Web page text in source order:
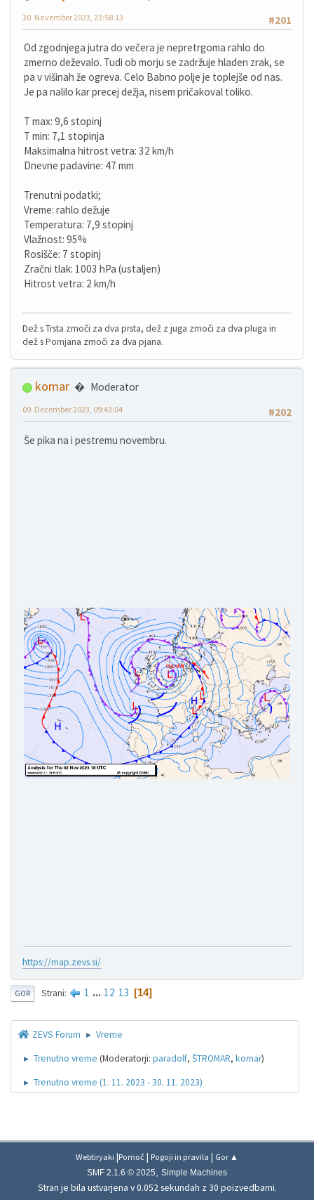
#201
30. November 2023, 23:58:13
Od zgodnjega jutra do večera je nepretrgoma rahlo do
zmerno deževalo. Tudi ob morju se zadržuje hladen zrak, se
pa v višinah že ogreva. Celo Babno polje je toplejše od nas.
Je pa nalilo kar precej dežja, nisem pričakoval toliko.
T max: 9,6 stopinj
T min: 7,1 stopinja
Maksimalna hitrost vetra: 32 km/h
Dnevne padavine: 47 mm
Trenutni podatki;
Vreme: rahlo dežuje
Temperatura: 7,9 stopinj
Vlažnost: 95%
Rosišče: 7 stopinj
Zračni tlak: 1003 hPa (ustaljen)
Hitrost vetra: 2 km/h
Dež s Trsta zmoči za dva prsta, dež z juga zmoči za dva pluga in
dež s Pomjana zmoči za dva pjana.
komar
Moderator
#202
09. December 2023, 09:43:04
Še pika na i pestremu novembru.
https://map.zevs.si/
GOR Strani 1 ... 12 13 14
ZEVS Forum ► Vreme
► Trenutno vreme (Moderatorji: paradolf, ŠTROMAR, komar)
► Trenutno vreme (1. 11. 2023 - 30. 11. 2023)
Webtiryaki |Pomoč | Pogoji in pravila | Gor ▲
SMF 2.1.6 © 2025 Simple Machines
Stran je bila ustvarjena v 0.052 sekundah z 30 poizvedbami.